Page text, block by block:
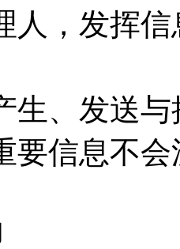
人，发挥
生、发送
要信息不会